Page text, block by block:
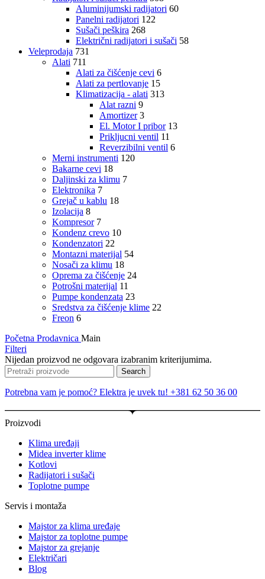
Aluminijumski radijatori 60
Panelni radijatori 122
Sušači peškira 268
Električni radijatori i sušači 58
Veleprodaja 731
Alati 711
Alati za čišćenje cevi 6
Alati za pertlovanje 15
Klimatizacija - alati 313
Alat razni 9
Amortizer 3
El. Motor I pribor 13
Prikljucni ventil 11
Reverzibilni ventil 6
Merni instrumenti 120
Bakarne cevi 18
Daljinski za klimu 7
Elektronika 7
Grejač u kablu 18
Izolacija 8
Kompresor 7
Kondenz crevo 10
Kondenzatori 22
Montazni materijal 54
Nosači za klimu 18
Oprema za čišćenje 24
Potrošni materijal 11
Pumpe kondenzata 23
Sredstva za čišćenje klime 22
Freon 6
Početna Prodavnica Main
Filteri
Nijedan proizvod ne odgovara izabranim kriterijumima.
Search
Potrebna vam je pomoć? Elektra je uvek tu! +381 62 50 36 00
Proizvodi
Klima uređaji
Midea inverter klime
Kotlovi
Radijatori i sušači
Toplotne pumpe
Servis i montaža
Majstor za klima uređaje
Majstor za toplotne pumpe
Majstor za grejanje
Električari
Blog